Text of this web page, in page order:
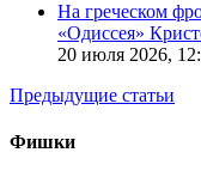
На греческом
«Одиссея»
20 июля 2026,
Предыдущие статьи
Фишки